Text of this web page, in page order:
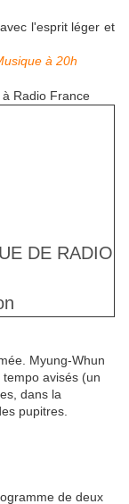
l'esprit léger et
à 20h
Radio France
DE RADIO
Myung-Whun
avisés (un
dans la
pupitres.
de deux